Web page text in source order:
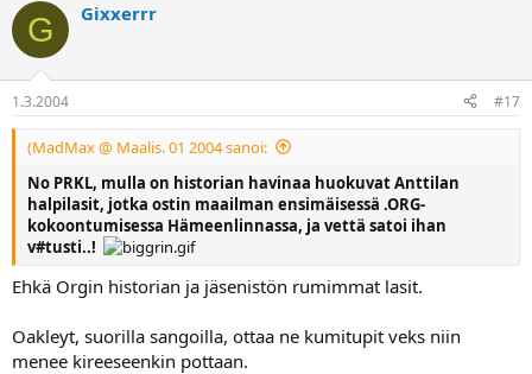
G Gixxerrr
1.3.2004 #17
(MadMax @ Maalis. 01 2004 sanoi:
No PRKL, mulla on historian havinaa huokuvat Anttilan
halpilasit, jotka ostin maailman ensimäisessä .ORG-
kokoontumisessa Hämeenlinnassa, ja vettä satoi ihan
v#tusti..!
Ehkä Orgin historian ja jäsenistön rumimmat lasit.
Oakleyt, suorilla sangoilla, ottaa ne kumitupit veks niin
menee kireeseenkin pottaan.